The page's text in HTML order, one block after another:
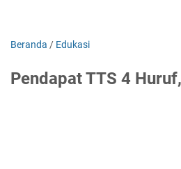
Beranda / Edukasi
Pendapat TTS 4